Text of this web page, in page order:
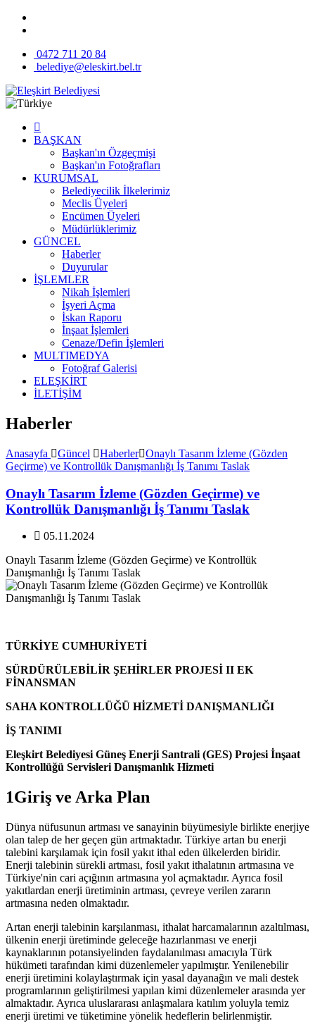
0472 711 20 84
belediye@eleskirt.bel.tr
BAŞKAN
Başkan'ın Özgeçmişi
Başkan'ın Fotoğrafları
KURUMSAL
Belediyecilik İlkelerimiz
Meclis Üyeleri
Encümen Üyeleri
Müdürlüklerimiz
GÜNCEL
Haberler
Duyurular
İŞLEMLER
Nikah İşlemleri
İşyeri Açma
İskan Raporu
İnşaat İşlemleri
Cenaze/Defin İşlemleri
MULTIMEDYA
Fotoğraf Galerisi
ELEŞKİRT
İLETİŞİM
Haberler
Anasayfa Güncel Haberler Onaylı Tasarım İzleme (Gözden
Geçirme) ve Kontrollük Danışmanlığı İş Tanımı Taslak
Onaylı Tasarım İzleme (Gözden Geçirme) ve
Kontrollük Danışmanlığı İş Tanımı Taslak
05.11.2024
Onaylı Tasarım İzleme (Gözden Geçirme) ve Kontrollük
Danışmanlığı İş Tanımı Taslak
TÜRKİYE CUMHURİYETİ
SÜRDÜRÜLEBİLİR ŞEHİRLER PROJESİ II EK
FİNANSMAN
SAHA KONTROLLÜĞÜ HİZMETİ DANIŞMANLIĞI
İŞ TANIMI
Eleşkirt Belediyesi Güneş Enerji Santrali (GES) Projesi İnşaat
Kontrollüğü Servisleri Danışmanlık Hizmeti
1Giriş ve Arka Plan
Dünya nüfusunun artması ve sanayinin büyümesiyle birlikte enerjiye
olan talep de her geçen gün artmaktadır. Türkiye artan bu enerji
talebini karşılamak için fosil yakıt ithal eden ülkelerden biridir.
Enerji talebinin sürekli artması, fosil yakıt ithalatının artmasına ve
Türkiye'nin cari açığının artmasına yol açmaktadır. Ayrıca fosil
yakıtlardan enerji üretiminin artması, çevreye verilen zararın
artmasına neden olmaktadır.
Artan enerji talebinin karşılanması, ithalat harcamalarının azaltılması,
ülkenin enerji üretiminde geleceğe hazırlanması ve enerji
kaynaklarının potansiyelinden faydalanılması amacıyla Türk
hükümeti tarafından kimi düzenlemeler yapılmıştır. Yenilenebilir
enerji üretimini kolaylaştırmak için yasal dayanağın ve mali destek
programlarının geliştirilmesi yapılan kimi düzenlemeler arasında yer
almaktadır. Ayrıca uluslararası anlaşmalara katılım yoluyla temiz
enerji üretimi ve tüketimine yönelik hedeflerin belirlenmiştir.